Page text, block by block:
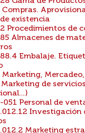
Compras.
existencia
Procedimientos de
Almacenes de
Embalaje.
Marketing,
de
051 Personal de
Investigación
Marketing